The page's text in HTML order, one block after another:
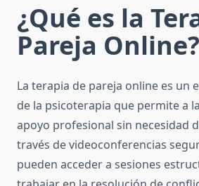
¿Qué es la
Pareja Online?
La terapia de pareja online es un
de la psicoterapia que permite a
apoyo profesional sin necesidad
través de videoconferencias
pueden acceder a sesiones